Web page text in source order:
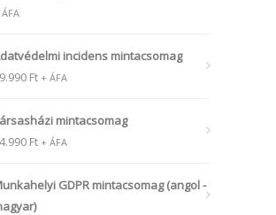
incidens mintacsomag
Ft + ÁFA
mintacsomag
Ft + ÁFA
GDPR mintacsomag (angol -